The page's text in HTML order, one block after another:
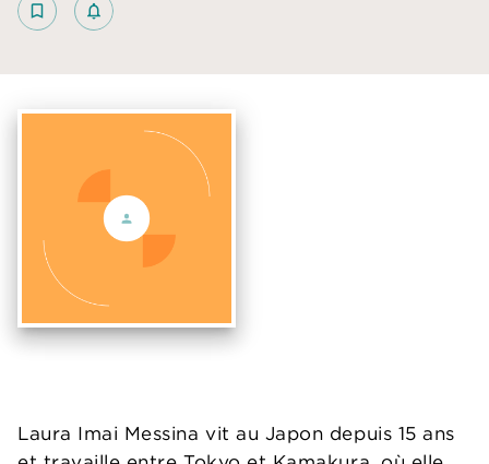
bookmark_border notifications_none_outlined
Laura Imai Messina vit au Japon depuis 15 ans